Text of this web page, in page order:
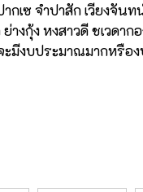
ากเซ จำปาสัก เวียงจั
างกุ้ง หงสาวดี ชเวดา
ะมีงบประมาณมากหรื